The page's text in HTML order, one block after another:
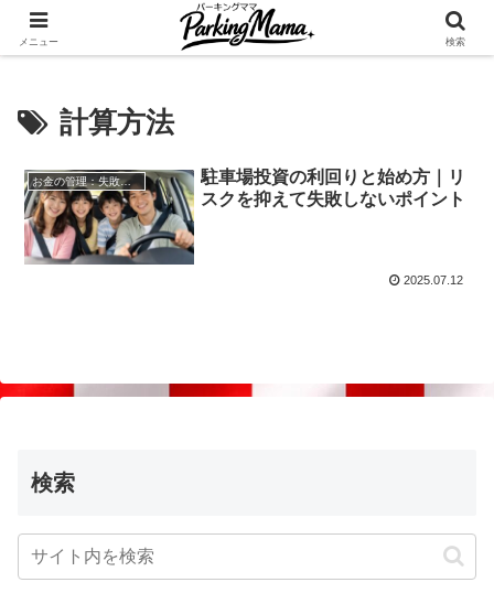
✨空き家・自宅の駐車場を貸してゆとりget🍵
計算方法
お金の管理：失敗しない自宅駐車場貸し出し
駐車場投資の利回りと始め方｜リ
スクを抑えて失敗しないポイント
2025.07.12
検索
メニュー 検索